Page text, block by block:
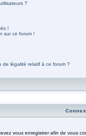
?
!
sur ce forum !
de légalité relatif à ce forum ?
vous enregistrer afin de vous